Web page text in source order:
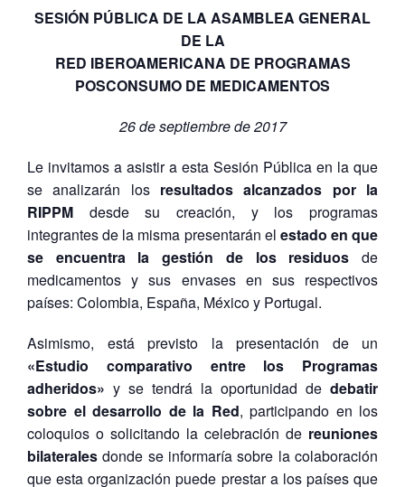
SESIÓN PÚBLICA DE LA ASAMBLEA GENERAL
DE LA
RED IBEROAMERICANA DE PROGRAMAS
POSCONSUMO DE MEDICAMENTOS
26 de septiembre de 2017
Le invitamos a asistir a esta Sesión Pública en la que
se analizarán los resultados alcanzados por la
RIPPM desde su creación, y los programas
integrantes de la misma presentarán el estado en que
se encuentra la gestión de los residuos de
medicamentos y sus envases en sus respectivos
países: Colombia, España, México y Portugal.
Asimismo, está previsto la presentación de un
«Estudio comparativo entre los Programas
adheridos» y se tendrá la oportunidad de debatir
sobre el desarrollo de la Red, participando en los
coloquios o solicitando la celebración de reuniones
bilaterales donde se informaría sobre la colaboración
que esta organización puede prestar a los países que